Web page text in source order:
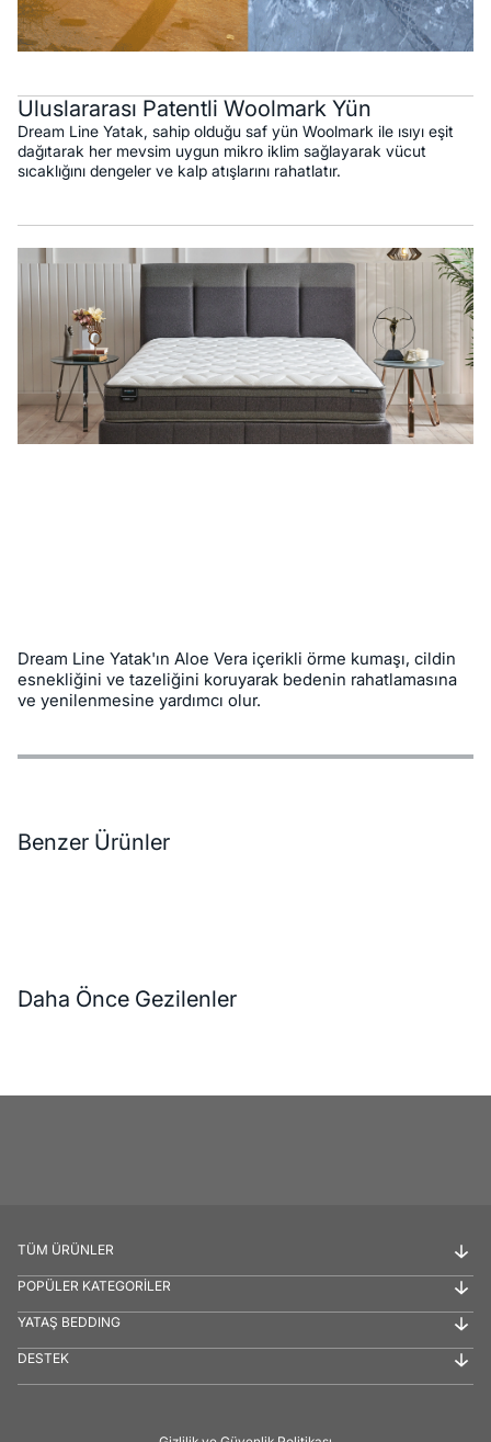
Uluslararası Patentli Woolmark Yün
Dream Line Yatak, sahip olduğu saf yün Woolmark ile ısıyı eşit
dağıtarak her mevsim uygun mikro iklim sağlayarak vücut
sıcaklığını dengeler ve kalp atışlarını rahatlatır.
Dream Line Yatak'ın Aloe Vera içerikli örme kumaşı, cildin
esnekliğini ve tazeliğini koruyarak bedenin rahatlamasına
ve yenilenmesine yardımcı olur.
Özellikler
Ödeme Seçenekleri
Teslimat ve İade Koşulları
Benzer Ürünler
Daha Önce Gezilenler
TÜM ÜRÜNLER
POPÜLER KATEGORİLER
YATAŞ BEDDING
DESTEK